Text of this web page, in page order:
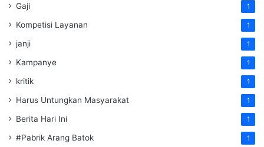
Gaji 1
Kompetisi Layanan 1
janji 1
Kampanye 1
kritik 1
Harus Untungkan Masyarakat 1
Berita Hari Ini 1
#Pabrik Arang Batok 1